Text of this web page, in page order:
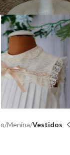
Menina Vestidos